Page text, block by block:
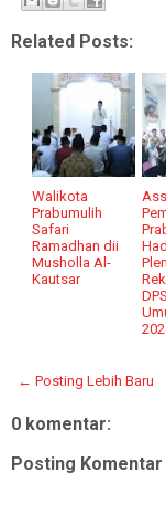
Related Posts:
Walikota
Prabumulih
Safari
Ramadhan dii
Musholla Al-
Kautsar
← Posting Lebih Baru
0 komentar:
Posting Komentar